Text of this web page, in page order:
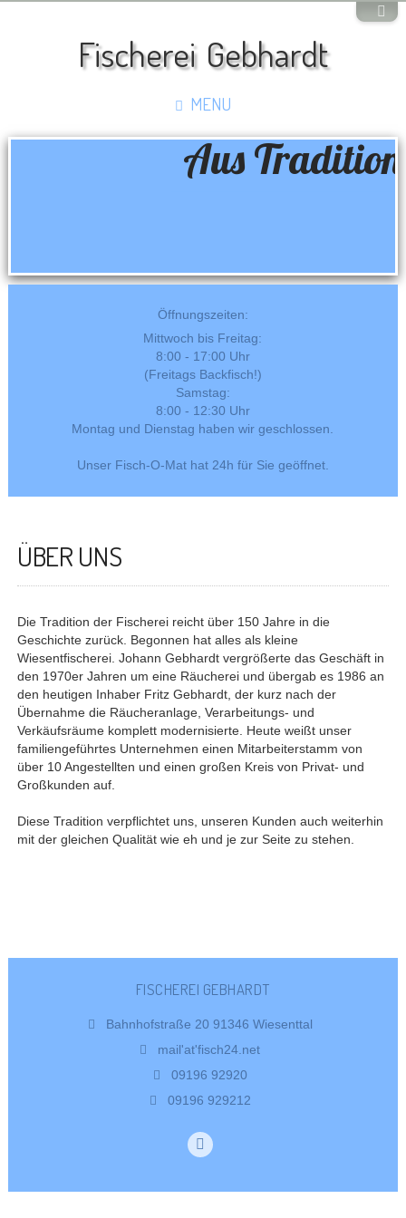
Fischerei Gebhardt
MENU
Aus
Öffnungszeiten:
Mittwoch bis Freitag:
8:00 - 17:00 Uhr
(Freitags Backfisch!)
Samstag:
8:00 - 12:30 Uhr
Montag und Dienstag haben wir geschlossen.
Unser Fisch-O-Mat hat 24h für Sie geöffnet.
ÜBER UNS
Die Tradition der Fischerei reicht über 150 Jahre in die
Geschichte zurück. Begonnen hat alles als kleine
Wiesentfischerei. Johann Gebhardt vergrößerte das Geschäft in
den 1970er Jahren um eine Räucherei und übergab es 1986 an
den heutigen Inhaber Fritz Gebhardt, der kurz nach der
Übernahme die Räucheranlage, Verarbeitungs- und
Verkäufsräume komplett modernisierte. Heute weißt unser
familiengeführtes Unternehmen einen Mitarbeiterstamm von
über 10 Angestellten und einen großen Kreis von Privat- und
Großkunden auf.
Diese Tradition verpflichtet uns, unseren Kunden auch weiterhin
mit der gleichen Qualität wie eh und je zur Seite zu stehen.
FISCHEREI GEBHARDT
Bahnhofstraße 20 91346 Wiesenttal
mail'at'fisch24.net
09196 92920
09196 929212